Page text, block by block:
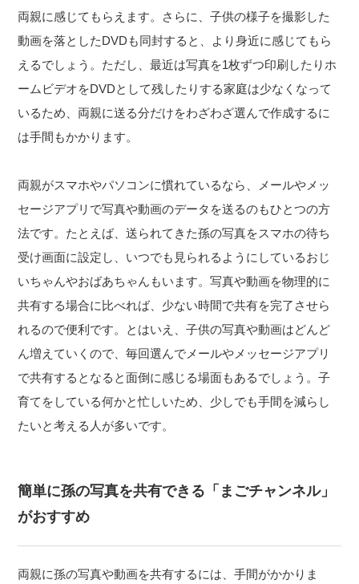
両親に感じてもらえます。さらに、子供の様子を撮影した
動画を落としたDVDも同封すると、より身近に感じてもら
えるでしょう。ただし、最近は写真を1枚ずつ印刷したりホ
ームビデオをDVDとして残したりする家庭は少なくなって
いるため、両親に送る分だけをわざわざ選んで作成するに
は手間もかかります。
両親がスマホやパソコンに慣れているなら、メールやメッ
セージアプリで写真や動画のデータを送るのもひとつの方
法です。たとえば、送られてきた孫の写真をスマホの待ち
受け画面に設定し、いつでも見られるようにしているおじ
いちゃんやおばあちゃんもいます。写真や動画を物理的に
共有する場合に比べれば、少ない時間で共有を完了させら
れるので便利です。とはいえ、子供の写真や動画はどんど
ん増えていくので、毎回選んでメールやメッセージアプリ
で共有するとなると面倒に感じる場面もあるでしょう。子
育てをしている何かと忙しいため、少しでも手間を減らし
たいと考える人が多いです。
簡単に孫の写真を共有できる「まごチャンネル」
がおすすめ
両親に孫の写真や動画を共有するには、手間がかかりま